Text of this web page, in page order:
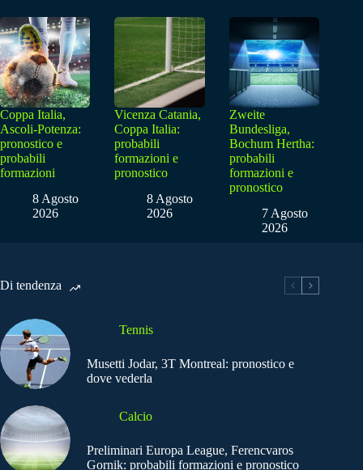
Coppa Italia,
Ascoli-Potenza:
pronostico e
probabili
formazioni
8 Agosto
2026
Vicenza Catania,
Coppa Italia:
probabili
formazioni e
pronostico
8 Agosto
2026
Zweite
Bundesliga,
Bochum Hertha:
probabili
formazioni e
pronostico
7 Agosto
2026
Di tendenza
Tennis
Musetti Jodar, 3T Montreal: pronostico e
dove vederla
Calcio
Preliminari Europa League, Ferencvaros
Gornik: probabili formazioni e pronostico